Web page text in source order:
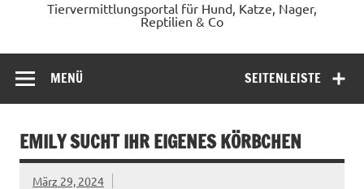
Tiervermittlungsportal für Hund, Katze, Nager,
Reptilien & Co
SEITENLEISTE
MENÜ
EMILY SUCHT IHR EIGENES KÖRBCHEN
März 29, 2024